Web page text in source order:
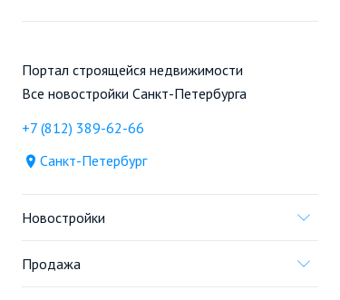
Портал строящейся недвижимости
Все новостройки Санкт-Петербурга
+7 (812) 389-62-66
Санкт-Петербург
Новостройки
Продажа